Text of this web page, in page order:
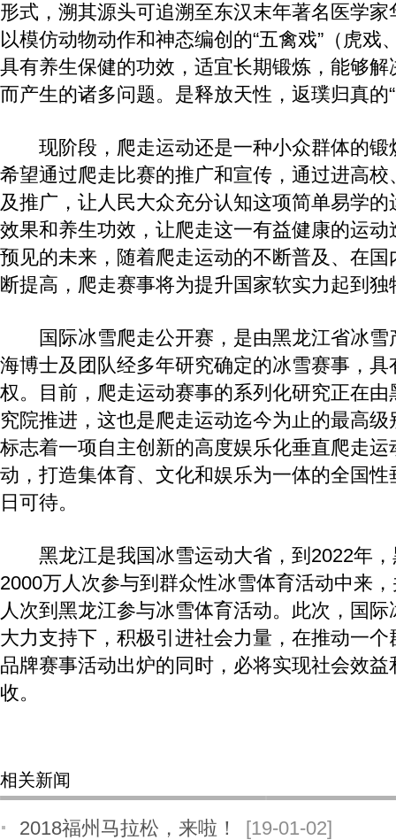
形式，溯其源头可追溯至东汉末年著名医学
以模仿动物动作和神态编创的“五禽戏”（虎戏
具有养生保健的功效，适宜长期锻炼，能够
而产生的诸多问题。是释放天性，返璞归真的
现阶段，爬走运动还是一种小众群体的锻
希望通过爬走比赛的推广和宣传，通过进高
及推广，让人民大众充分认知这项简单易学
效果和养生功效，让爬走这一有益健康的运
预见的未来，随着爬走运动的不断普及、在
断提高，爬走赛事将为提升国家软实力起到独
国际冰雪爬走公开赛，是由黑龙江省冰雪
海博士及团队经多年研究确定的冰雪赛事，
权。目前，爬走运动赛事的系列化研究正在
究院推进，这也是爬走运动迄今为止的最高
标志着一项自主创新的高度娱乐化垂直爬走
动，打造集体育、文化和娱乐为一体的全国
日可待。
黑龙江是我国冰雪运动大省，到2022年，
2000万人次参与到群众性冰雪体育活动中来
人次到黑龙江参与冰雪体育活动。此次，国
大力支持下，积极引进社会力量，在推动一
品牌赛事活动出炉的同时，必将实现社会效
收。
相关新闻
2018福州马拉松，来啦！
[19-01-02]